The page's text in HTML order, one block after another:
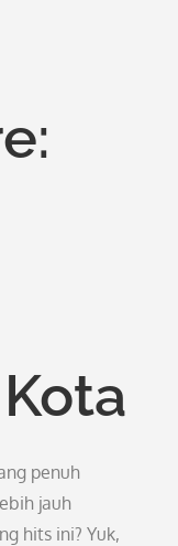
penuh
jauh
hits ini? Yuk,